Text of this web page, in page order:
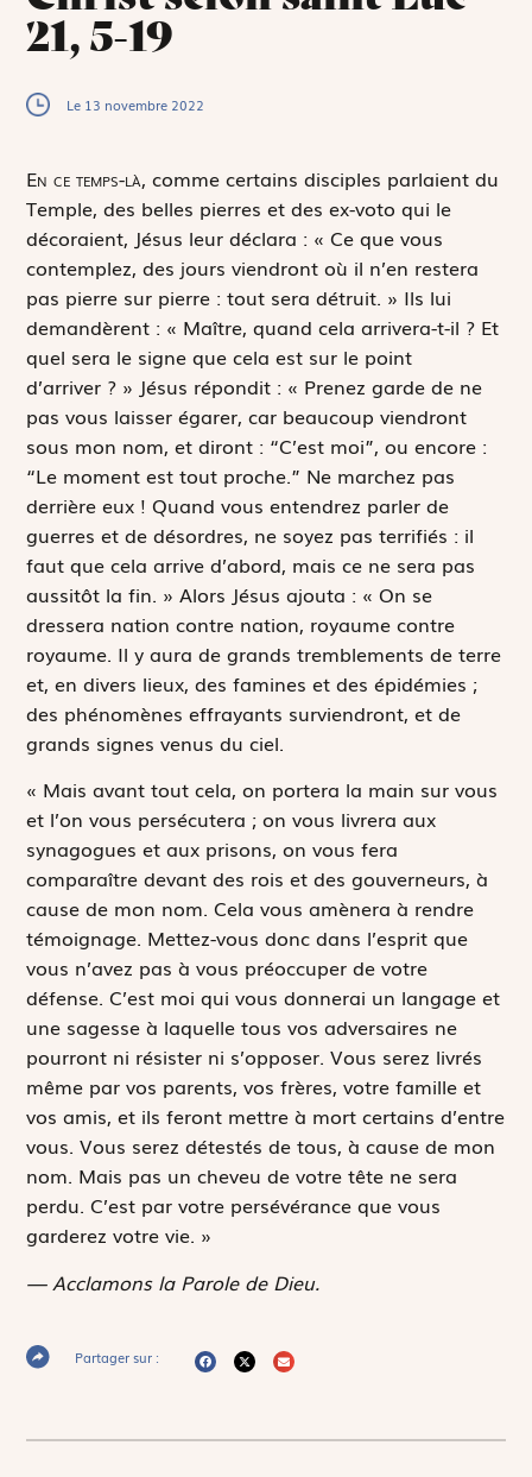
21, 5-19
Le 13 novembre 2022
En ce temps-là, comme certains disciples parlaient du
Temple, des belles pierres et des ex-voto qui le
décoraient, Jésus leur déclara : « Ce que vous
contemplez, des jours viendront où il n’en restera
pas pierre sur pierre : tout sera détruit. » Ils lui
demandèrent : « Maître, quand cela arrivera-t-il ? Et
quel sera le signe que cela est sur le point
d’arriver ? » Jésus répondit : « Prenez garde de ne
pas vous laisser égarer, car beaucoup viendront
sous mon nom, et diront : “C’est moi”, ou encore :
“Le moment est tout proche.” Ne marchez pas
derrière eux ! Quand vous entendrez parler de
guerres et de désordres, ne soyez pas terrifiés : il
faut que cela arrive d’abord, mais ce ne sera pas
aussitôt la fin. » Alors Jésus ajouta : « On se
dressera nation contre nation, royaume contre
royaume. Il y aura de grands tremblements de terre
et, en divers lieux, des famines et des épidémies ;
des phénomènes effrayants surviendront, et de
grands signes venus du ciel.
« Mais avant tout cela, on portera la main sur vous
et l’on vous persécutera ; on vous livrera aux
synagogues et aux prisons, on vous fera
comparaître devant des rois et des gouverneurs, à
cause de mon nom. Cela vous amènera à rendre
témoignage. Mettez-vous donc dans l’esprit que
vous n’avez pas à vous préoccuper de votre
défense. C’est moi qui vous donnerai un langage et
une sagesse à laquelle tous vos adversaires ne
pourront ni résister ni s’opposer. Vous serez livrés
même par vos parents, vos frères, votre famille et
vos amis, et ils feront mettre à mort certains d’entre
vous. Vous serez détestés de tous, à cause de mon
nom. Mais pas un cheveu de votre tête ne sera
perdu. C’est par votre persévérance que vous
garderez votre vie. »
— Acclamons la Parole de Dieu.
Partager sur :